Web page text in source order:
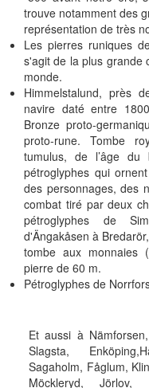
trouve notamment des
représentation de très
Les pierres runiques
s'agit de la plus grande
monde.
Himmelstalund, près
navire daté entre
Bronze proto-
proto-rune. Tombe
tumulus, de l’âge du
pétroglyphes qui
des personnages, des
combat tiré par deux
pétroglyphes de
d'Ängakåsen à
tombe aux monnaies
pierre de 60 m.
Pétroglyphes de
Et aussi à
Slagsta,
Sagaholm, Fåglum,
Möckleryd, Jörlov,